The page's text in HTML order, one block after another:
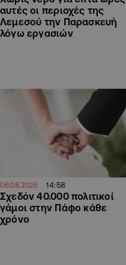
αυτές οι περιοχές της
Λεμεσού την Παρασκευή
λόγω εργασιών
06.08.2026 14:58
Σχεδόν 40.000 πολιτικοί
γάμοι στην Πάφο κάθε
χρόνο